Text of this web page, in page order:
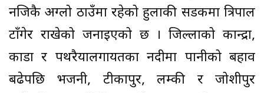
नजिकै अग्लो ठाउँमा रहेको हुलाकी सडकमा त्रिपाल
टाँगेर राखेको जनाइएको छ । जिल्लाको कान्द्रा,
काडा र पथरैयालगायतका नदीमा पानीको बहाव
बढेपछि भजनी, टीकापुर, लम्की र जोशीपुर